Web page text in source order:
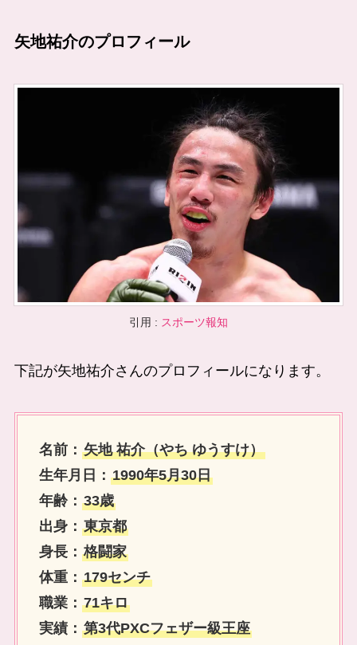
矢地祐介のプロフィール
引用 : スポーツ報知
下記が矢地祐介さんのプロフィールになります。
名前： 矢地 祐介（やち ゆうすけ）
生年月日： 1990年5月30日
年齢： 33歳
出身： 東京都
身長： 格闘家
体重： 179センチ
職業： 71キロ
実績： 第3代PXCフェザー級王座